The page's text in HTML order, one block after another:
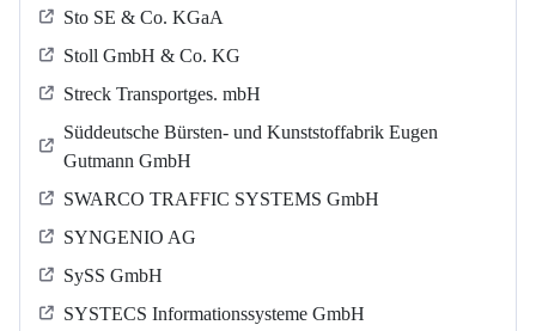
Sto SE & Co. KGaA
Stoll GmbH & Co. KG
Streck Transportges. mbH
Süddeutsche Bürsten- und Kunststoffabrik Eugen
Gutmann GmbH
SWARCO TRAFFIC SYSTEMS GmbH
SYNGENIO AG
SySS GmbH
SYSTECS Informationssysteme GmbH